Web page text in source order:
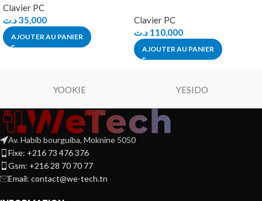
Clavier PC
35,000د.ت
AJOUTER AU PANIER
Clavier PC
110,000 د.ت
AJOUTER AU PANIER
YOOKIE YESIDO
Av. Habib bourguiba, Moknine 5050
Fixe: +216 73 476 376
Gsm: +216 28 70 70 77
Email: contact@we-tech.tn